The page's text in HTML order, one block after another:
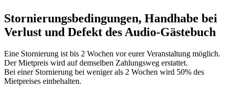
Stornierungsbedingungen, Handhabe bei
Verlust und Defekt des Audio-Gästebuch
Eine Stornierung ist bis 2 Wochen vor eurer Veranstaltung möglich.
Der Mietpreis wird auf demselben Zahlungsweg erstattet.
Bei einer Stornierung bei weniger als 2 Wochen wird 50% des
Mietpreises einbehalten.